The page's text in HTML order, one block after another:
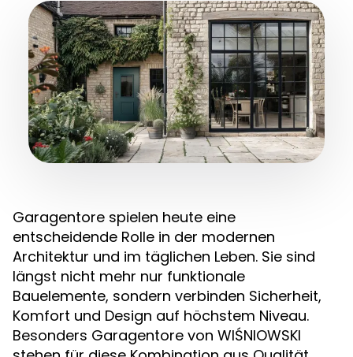
Garagentore spielen heute eine
entscheidende Rolle in der modernen
Architektur und im täglichen Leben. Sie sind
längst nicht mehr nur funktionale
Bauelemente, sondern verbinden Sicherheit,
Komfort und Design auf höchstem Niveau.
Besonders Garagentore von WIŚNIOWSKI